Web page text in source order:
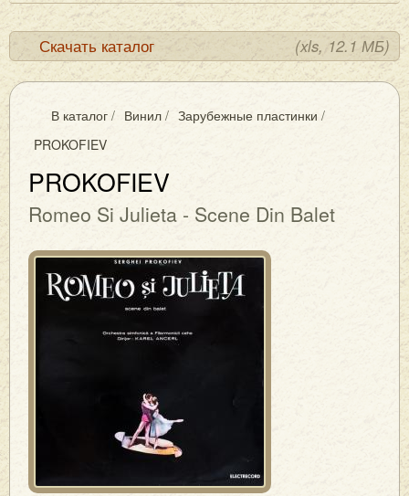
Скачать каталог (xls, 12.1 МБ)
В каталог / Винил / Зарубежные пластинки /
PROKOFIEV
PROKOFIEV
Romeo Si Julieta - Scene Din Balet